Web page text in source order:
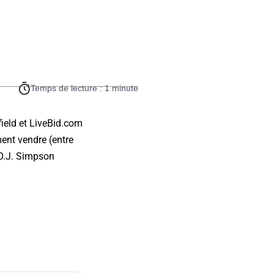
Temps de lecture : 1 minute
et LiveBid.com
vendre (entre
Simpson